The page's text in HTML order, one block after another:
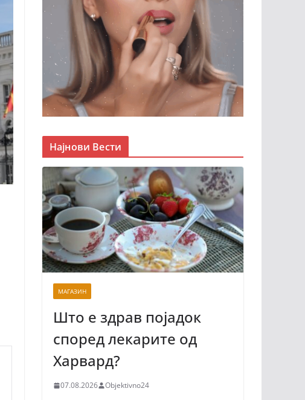
Најнови Вести
МАГАЗИН
Што е здрав појадок
според лекарите од
Харвард?
07.08.2026 Objektivno24